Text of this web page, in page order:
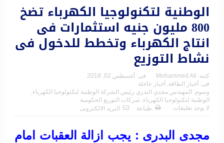
الوطنية لتكنولوجيا الكهرباء تضخ
800 مليون جنيه استثمارات فى
انتاج الكهرباء وتخطط للدخول فى
نشاط التوزيع
كتبه: Mohammed Ali فى: أغسطس 02, 2018
فى: أخبار الطاقة, أخبار عاجلة
وسوم: المهندس مجدي البدري رئيس الشركة الوطنية لتكنولوجيا الكهرباء,
الوطنية لتكنولوجيا الكهرباء, شركات التوزيع الحكومية
لا يوجد تعليقات
طباعة البريد الالكترونى
مجدى البدرى : يجب ازالة العقبات امام